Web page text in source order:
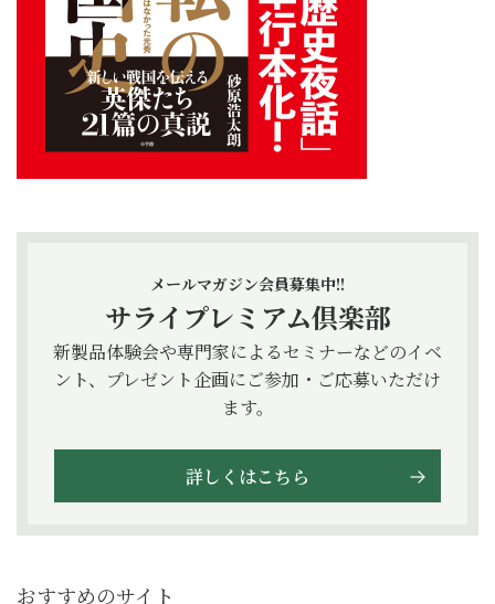
メールマガジン会員募集中!!
サライプレミアム倶楽部
新製品体験会や専門家によるセミナーなどのイベ
ント、プレゼント企画にご参加・ご応募いただけ
ます。
詳しくはこちら
おすすめのサイト